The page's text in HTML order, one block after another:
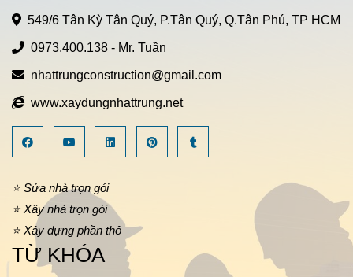
549/6 Tân Kỳ Tân Quý, P.Tân Quý, Q.Tân Phú, TP HCM
0973.400.138 - Mr. Tuần
nhattrungconstruction@gmail.com
www.xaydungnhattrung.net
⭐ Sửa nhà trọn gói
⭐ Xây nhà trọn gói
⭐ Xây dựng phần thô
TỪ KHÓA